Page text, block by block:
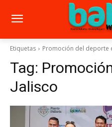
Etiquetas Promoción del deporte
Tag:
Jalisco